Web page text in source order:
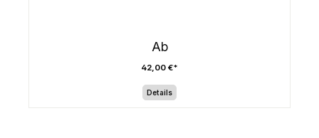
Ab
42,00 €*
Details